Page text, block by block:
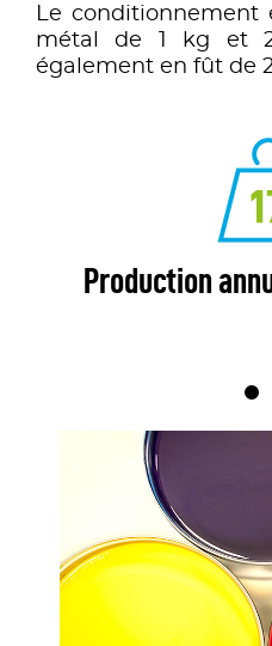
Le conditionnement
métal de 1 kg et
également en fût de
Production